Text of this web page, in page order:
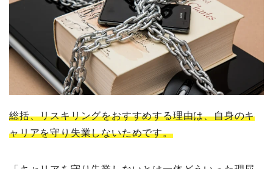
総括、リスキリングをおすすめする理由は、自身のキ
ャリアを守り失業しないためです。